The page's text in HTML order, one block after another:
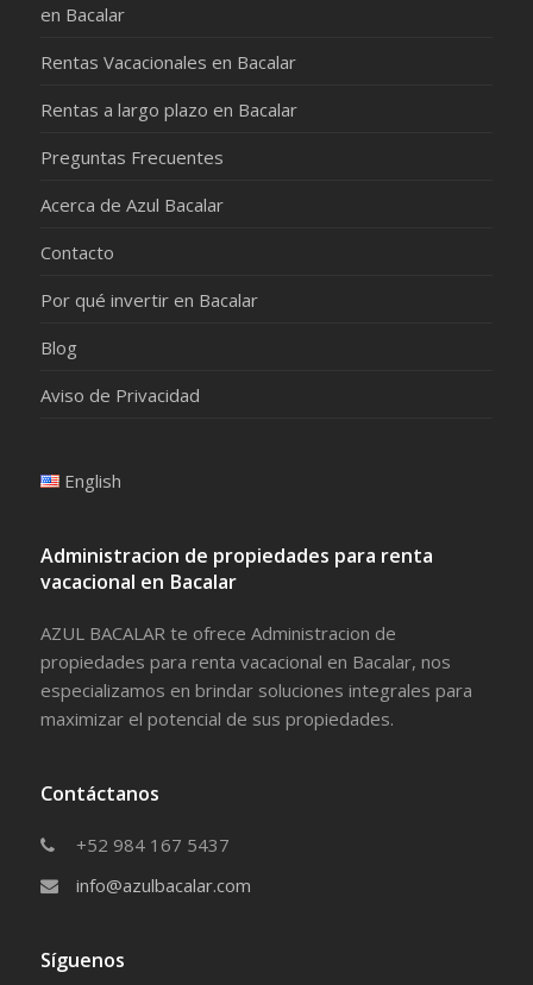
en Bacalar
Rentas Vacacionales en Bacalar
Rentas a largo plazo en Bacalar
Preguntas Frecuentes
Acerca de Azul Bacalar
Contacto
Por qué invertir en Bacalar
Blog
Aviso de Privacidad
English
Administracion de propiedades para renta
vacacional en Bacalar
AZUL BACALAR te ofrece Administracion de
propiedades para renta vacacional en Bacalar, nos
especializamos en brindar soluciones integrales para
maximizar el potencial de sus propiedades.
Contáctanos
+52 984 167 5437
info@azulbacalar.com
Síguenos